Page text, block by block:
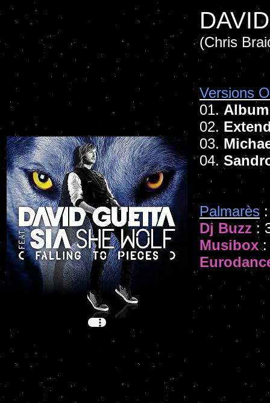
(Chris
Versions
01.
02.
03.
04.
Palmarès :
Dj Buzz :
Musibox: